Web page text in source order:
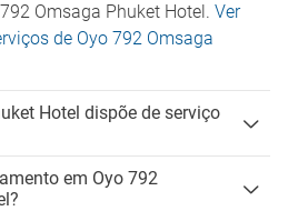
Omsaga Phuket Hotel. Ver
de Oyo 792 Omsaga
Hotel dispõe de serviço
em Oyo 792